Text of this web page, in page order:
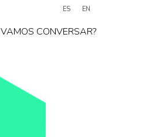
ES EN
VAMOS CONVERSAR?